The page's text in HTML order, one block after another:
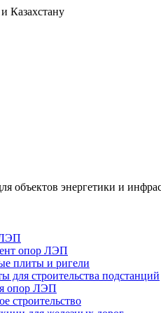
Казахстану
объектов энергетики и
опор ЛЭП
плиты и ригели
для строительства подстанций
опор ЛЭП
строительство